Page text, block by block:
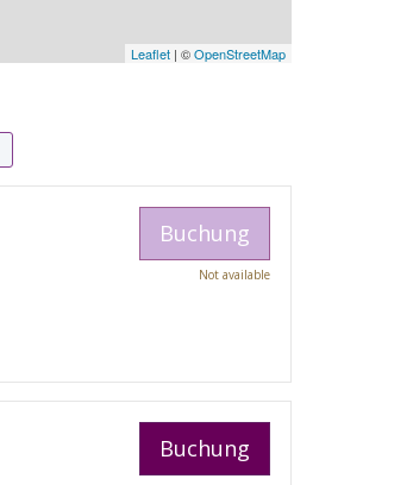
Leaflet | ©OpenStreetMap
Buchung
Not available
Buchung